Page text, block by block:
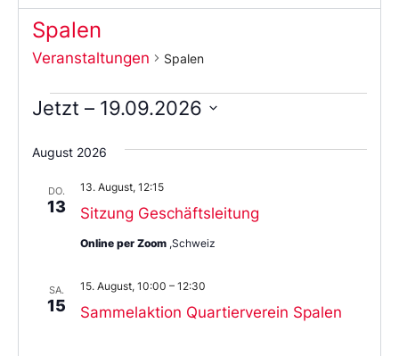
Spalen
Veranstaltungen Spalen
Jetzt – 19.09.2026
Sie
das
aus.
August 2026
DO.
13 Sitzung Geschäftsleitung
13. August, 12:15
Online per Zoom ,Schweiz
SA.
15 Sammelaktion Quartierverein Spalen
15. August, 10:00 – 12:30